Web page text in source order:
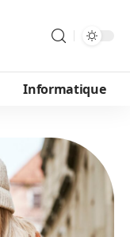
Informatique